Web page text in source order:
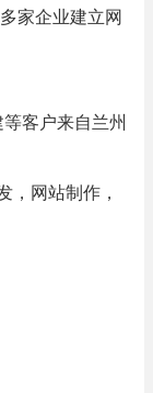
家企业建立网
客户来自兰州
，网站制作，